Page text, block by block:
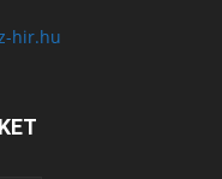
hir.hu